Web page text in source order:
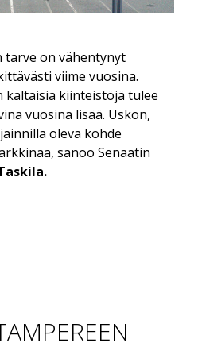
tarve on vähentynyt
viime vuosina.
kaltaisia kiinteistöjä tulee
vuosina lisää. Uskon,
oleva kohde
sanoo Senaatin